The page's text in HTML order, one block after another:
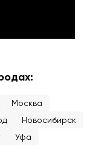
Москва
Новосибирск
Уфа